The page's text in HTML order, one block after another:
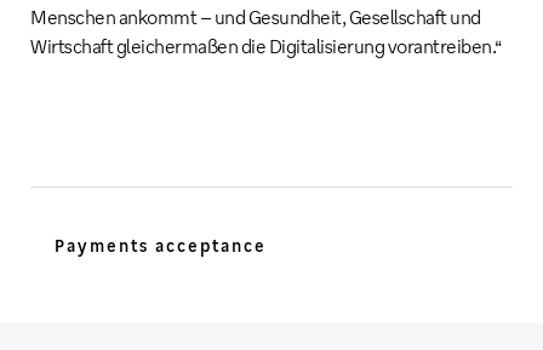
Menschen ankommt – und Gesundheit, Gesellschaft und
Wirtschaft gleichermaßen die Digitalisierung vorantreiben.“
Payments acceptance